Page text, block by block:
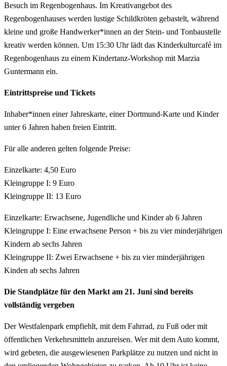
Besuch im Regenbogenhaus. Im Kreativangebot des
Regenbogenhauses werden lustige Schildkröten gebastelt, während
kleine und große Handwerker*innen an der Stein- und Tonbaustelle
kreativ werden können. Um 15:30 Uhr lädt das Kinderkulturcafé im
Regenbogenhaus zu einem Kindertanz-Workshop mit Marzia
Guntermann ein.
Eintrittspreise und Tickets
Inhaber*innen einer Jahreskarte, einer Dortmund-Karte und Kinder
unter 6 Jahren haben freien Eintritt.
Für alle anderen gelten folgende Preise:
Einzelkarte: 4,50 Euro
Kleingruppe I: 9 Euro
Kleingruppe II: 13 Euro
Einzelkarte: Erwachsene, Jugendliche und Kinder ab 6 Jahren
Kleingruppe I: Eine erwachsene Person + bis zu vier minderjährigen
Kindern ab sechs Jahren
Kleingruppe II: Zwei Erwachsene + bis zu vier minderjährigen
Kinden ab sechs Jahren
Die Standplätze für den Markt am 21. Juni sind bereits
vollständig vergeben
Der Westfalenpark empfiehlt, mit dem Fahrrad, zu Fuß oder mit
öffentlichen Verkehrsmitteln anzureisen. Wer mit dem Auto kommt,
wird gebeten, die ausgewiesenen Parkplätze zu nutzen und nicht in